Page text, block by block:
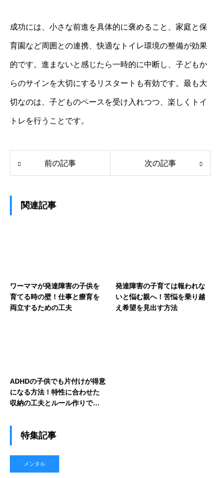
成功には、小さな前進を具体的に褒めること、家庭と保
育園など周囲との連携、快適なトイレ環境の整備が効果
的です。進まないと感じたら一時的に中断し、子どもか
らのサインを大切にするリスタートも有効です。最も大
切なのは、子どものペースを受け入れつつ、楽しくトイ
トレを行うことです。
前の記事 次の記事
関連記事
ワーママが発達障害の子供を
育てる時の壁！仕事と療育を
両立するための工夫
発達障害の子育ては報われな
いと悩む親へ！苦悩を乗り越
え希望を見出す方法
ADHDの子供でも片付けが得意
になる方法！特性に合わせた
収納の工夫とルール作りで整
特集記事
メンタル